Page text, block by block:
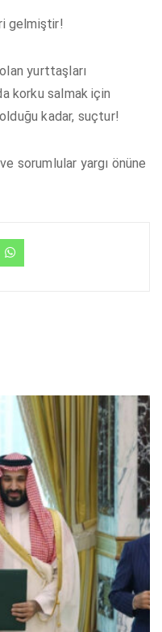
gelmiştir!
yurttaşları
korku salmak için
kadar, suçtur!
sorumlular yargı önüne